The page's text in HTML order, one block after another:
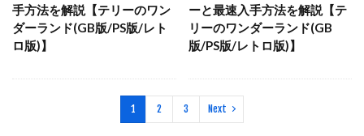
手方法を解説【テリーのワン
ダーランド(GB版/PS版/レト
ロ版)】
ーと最速入手方法を解説【テ
リーのワンダーランド(GB
版/PS版/レトロ版)】
1 2 3 Next